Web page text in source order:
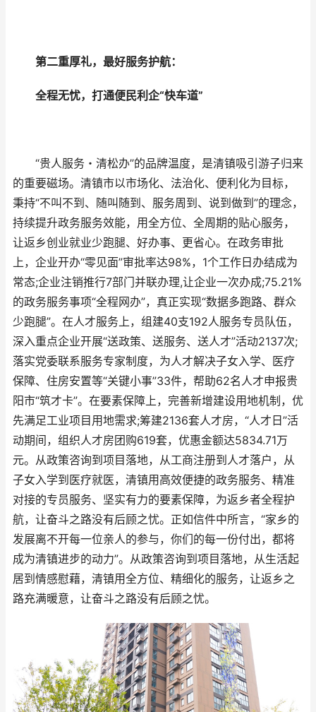
第二重厚礼，最好服务护航：
全程无忧，打通便民利企“快车道”
“贵人服务・清松办”的品牌温度，是清镇吸引游子归来
的重要磁场。清镇市以市场化、法治化、便利化为目标，
秉持“不叫不到、随叫随到、服务周到、说到做到”的理念，
持续提升政务服务效能，用全方位、全周期的贴心服务，
让返乡创业就业少跑腿、好办事、更省心。在政务审批
上，企业开办“零见面”审批率达98%，1个工作日办结成为
常态;企业注销推行7部门并联办理,让企业一次办成;75.21%
的政务服务事项“全程网办”，真正实现“数据多跑路、群众
少跑腿”。在人才服务上，组建40支192人服务专员队伍，
深入重点企业开展“送政策、送服务、送人才”活动2137次;
落实党委联系服务专家制度，为人才解决子女入学、医疗
保障、住房安置等“关键小事”33件，帮助62名人才申报贵
阳市“筑才卡”。在要素保障上，完善新增建设用地机制，优
先满足工业项目用地需求;筹建2136套人才房，“人才日”活
动期间，组织人才房团购619套，优惠金额达5834.71万
元。从政策咨询到项目落地，从工商注册到人才落户，从
子女入学到医疗就医，清镇用高效便捷的政务服务、精准
对接的专员服务、坚实有力的要素保障，为返乡者全程护
航，让奋斗之路没有后顾之忧。正如信件中所言，“家乡的
发展离不开每一位亲人的参与，你们的每一份付出，都将
成为清镇进步的动力”。从政策咨询到项目落地，从生活起
居到情感慰藉，清镇用全方位、精细化的服务，让返乡之
路充满暖意，让奋斗之路没有后顾之忧。